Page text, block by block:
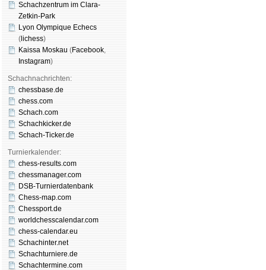
Schachzentrum im Clara-
Zetkin-Park
Lyon Olympique Echecs
( lichess)
Kaissa Moskau (Face­book,
Insta­gram)
Schachnachrichten:
chessbase.de
chess.com
Schach.com
Schachkicker.de
Schach-Ticker.de
Turnierkalender:
chess-results.com
chessmanager.com
DSB-Turnierdatenbank
Chess-map.com
Chessport.de
worldchesscalendar.com
chess-calendar.eu
Schachinter.net
Schachturniere.de
Schachtermine.com